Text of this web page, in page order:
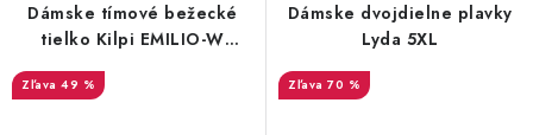
Dámske tímové bežecké
tielko Kilpi EMILIO-W
modré
49 %
Dámske dvojdielne plavky
Lyda 5XL
70 %